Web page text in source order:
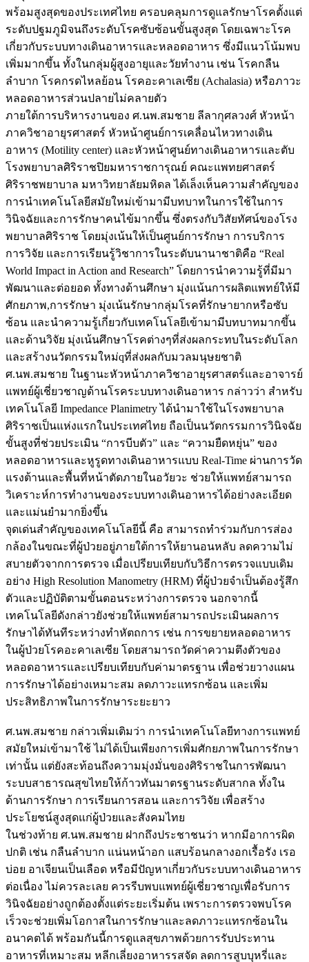
พร้อมสูงสุดของประเทศไทย ครอบคลุมการดูแลรักษาโรคตั้งแต่
ระดับปฐมภูมิจนถึงระดับโรคซับซ้อนขั้นสูงสุด โดยเฉพาะโรค
เกี่ยวกับระบบทางเดินอาหารและหลอดอาหาร ซึ่งมีแนวโน้มพบ
เพิ่มมากขึ้น ทั้งในกลุ่มผู้สูงอายุและวัยทำงาน เช่น โรคกลืน
ลำบาก โรคกรดไหลย้อน โรคอะคาเลเซีย (Achalasia) หรือภาวะ
หลอดอาหารส่วนปลายไม่คลายตัว
ภายใต้การบริหารงานของ ศ.นพ.สมชาย ลีลากุศลวงศ์ หัวหน้า
ภาควิชาอายุรศาสตร์ หัวหน้าศูนย์การเคลื่อนไหวทางเดิน
อาหาร (Motility center) และหัวหน้าศูนย์ทางเดินอาหารและตับ
โรงพยาบาลศิริราชปิยมหาราชการุณย์ คณะแพทยศาสตร์
ศิริราชพยาบาล มหาวิทยาลัยมหิดล ได้เล็งเห็นความสำคัญของ
การนำเทคโนโลยีสมัยใหม่เข้ามามีบทบาทในการใช้ในการ
วินิจฉัยและการรักษาคนไข้มากขึ้น ซึ่งตรงกับวิสัยทัศน์ของโรง
พยาบาลศิริราช โดยมุ่งเน้นให้เป็นศูนย์การรักษา การบริการ
การวิจัย และการเรียนรู้วิชาการในระดับนานาชาติคือ “Real
World Impact in Action and Research” โดยการนำความรู้ที่มีมา
พัฒนาและต่อยอด ทั้งทางด้านศึกษา มุ่งแน้นการผลิตแพทย์ให้มี
ศักยภาพ,การรักษา มุ่งเน้นรักษากลุ่มโรคที่รักษายากหรือซับ
ซ้อน และนำความรู้เกี่ยวกับเทคโนโลยีเข้ามามีบทบาทมากขึ้น
และด้านวิจัย มุ่งเน้นศึกษาโรคต่างๆที่ส่งผลกระทบในระดับโลก
และสร้างนวัตกรรมใหม่qที่ส่งผลกับมวลมนุษยชาติ
ศ.นพ.สมชาย ในฐานะหัวหน้าภาควิชาอายุรศาสตร์และอาจารย์
แพทย์ผู้เชี่ยวชาญด้านโรคระบบทางเดินอาหาร กล่าวว่า สำหรับ
เทคโนโลยี Impedance Planimetry ได้นำมาใช้ในโรงพยาบาล
ศิริราชเป็นแห่งแรกในประเทศไทย ถือเป็นนวัตกรรมการวินิจฉัย
ขั้นสูงที่ช่วยประเมิน “การบีบตัว” และ “ความยืดหยุ่น” ของ
หลอดอาหารและหูรูดทางเดินอาหารแบบ Real-Time ผ่านการวัด
แรงต้านและพื้นที่หน้าตัดภายในอวัยวะ ช่วยให้แพทย์สามารถ
วิเคราะห์การทำงานของระบบทางเดินอาหารได้อย่างละเอียด
และแม่นยำมากยิ่งขึ้น
จุดเด่นสำคัญของเทคโนโลยีนี้ คือ สามารถทำร่วมกับการส่อง
กล้องในขณะที่ผู้ป่วยอยู่ภายใต้การให้ยานอนหลับ ลดความไม่
สบายตัวจากการตรวจ เมื่อเปรียบเทียบกับวิธีการตรวจแบบเดิม
อย่าง High Resolution Manometry (HRM) ที่ผู้ป่วยจำเป็นต้องรู้สึก
ตัวและปฏิบัติตามขั้นตอนระหว่างการตรวจ นอกจากนี้
เทคโนโลยีดังกล่าวยังช่วยให้แพทย์สามารถประเมินผลการ
รักษาได้ทันทีระหว่างทำหัตถการ เช่น การขยายหลอดอาหาร
ในผู้ป่วยโรคอะคาเลเซีย โดยสามารถวัดค่าความตึงตัวของ
หลอดอาหารและเปรียบเทียบกับค่ามาตรฐาน เพื่อช่วยวางแผน
การรักษาได้อย่างเหมาะสม ลดภาวะแทรกซ้อน และเพิ่ม
ประสิทธิภาพในการรักษาระยะยาว
ศ.นพ.สมชาย กล่าวเพิ่มเติมว่า การนำเทคโนโลยีทางการแพทย์
สมัยใหม่เข้ามาใช้ ไม่ได้เป็นเพียงการเพิ่มศักยภาพในการรักษา
เท่านั้น แต่ยังสะท้อนถึงความมุ่งมั่นของศิริราชในการพัฒนา
ระบบสาธารณสุขไทยให้ก้าวทันมาตรฐานระดับสากล ทั้งใน
ด้านการรักษา การเรียนการสอน และการวิจัย เพื่อสร้าง
ประโยชน์สูงสุดแก่ผู้ป่วยและสังคมไทย
ในช่วงท้าย ศ.นพ.สมชาย ฝากถึงประชาชนว่า หากมีอาการผิด
ปกติ เช่น กลืนลำบาก แน่นหน้าอก แสบร้อนกลางอกเรื้อรัง เรอ
บ่อย อาเจียนเป็นเลือด หรือมีปัญหาเกี่ยวกับระบบทางเดินอาหาร
ต่อเนื่อง ไม่ควรละเลย ควรรีบพบแพทย์ผู้เชี่ยวชาญเพื่อรับการ
วินิจฉัยอย่างถูกต้องตั้งแต่ระยะเริ่มต้น เพราะการตรวจพบโรค
เร็วจะช่วยเพิ่มโอกาสในการรักษาและลดภาวะแทรกซ้อนใน
อนาคตได้ พร้อมกันนี้การดูแลสุขภาพด้วยการรับประทาน
อาหารที่เหมาะสม หลีกเลี่ยงอาหารรสจัด ลดการสูบบุหรี่และ